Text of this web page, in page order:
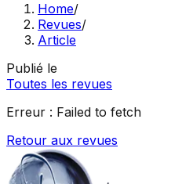
Home/
Revues/
Article
Publié le
Toutes les revues
Erreur : Failed to fetch
Retour aux revues